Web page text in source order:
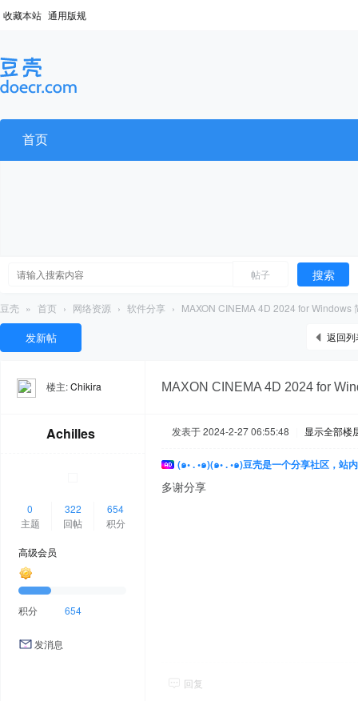
收藏本站 通用版规
首页
帖子 搜索
豆壳 » 首页 › 网络资源 › 软件分享 › MAXON CINEMA 4D 2024 for Windows
返回列
发新帖
楼主:Chikira MAXON CINEMA 4D 2024 for
Achilles
0
主题
322
回帖
654
积分
高级会员
积分 654
发消息
发表于 2024-2-27 06:55:48 显示全部楼
(๑• . •๑)(๑• . •๑)豆壳是一个分享社区，站
多谢分享
回复